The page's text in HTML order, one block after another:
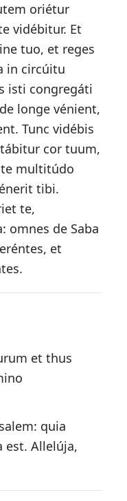
oriétur
vidébitur. Et
tuo, et reges
in circúitu
isti congregáti
longe vénient,
Tunc vidébis
cor tuum,
multitúdo
tibi.
te,
omnes de Saba
et
et thus
quia
est. Allelúja,